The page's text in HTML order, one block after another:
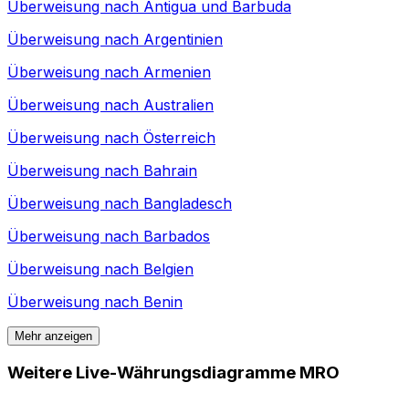
Überweisung nach Antigua und Barbuda
Überweisung nach Argentinien
Überweisung nach Armenien
Überweisung nach Australien
Überweisung nach Österreich
Überweisung nach Bahrain
Überweisung nach Bangladesch
Überweisung nach Barbados
Überweisung nach Belgien
Überweisung nach Benin
Mehr anzeigen
Weitere Live-Währungsdiagramme MRO